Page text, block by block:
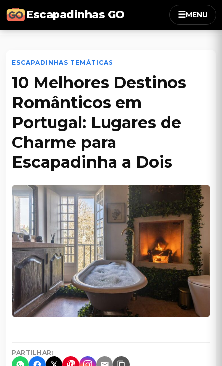
Escapadinhas GO ☰MENU
ESCAPADINHAS TEMÁTICAS
10 Melhores Destinos
Românticos em
Portugal: Lugares de
Charme para
Escapadinha a Dois
PARTILHAR: